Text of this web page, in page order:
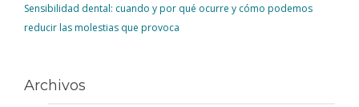
Sensibilidad dental: cuando y por qué ocurre y cómo podemos
reducir las molestias que provoca
Archivos